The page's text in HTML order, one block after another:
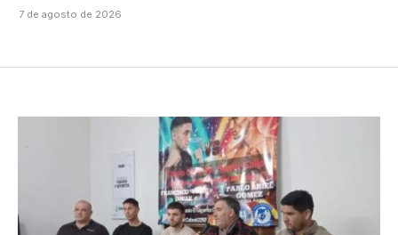
7 de agosto de 2026